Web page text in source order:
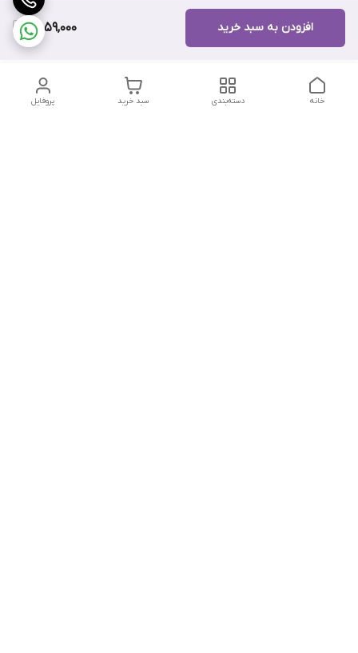
8,059,000 افزودن به سبد خرید
پروفایل سبد خرید دسته‌بندی خانه